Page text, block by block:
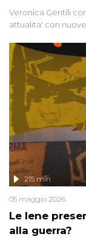
Veronica Gentili
attualita' con
Le Iene
alla guerra?
215 min
05 maggio 2026